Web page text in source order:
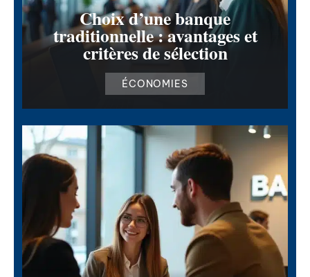
Choix d’une banque
traditionnelle : avantages et
critères de sélection
ÉCONOMIES